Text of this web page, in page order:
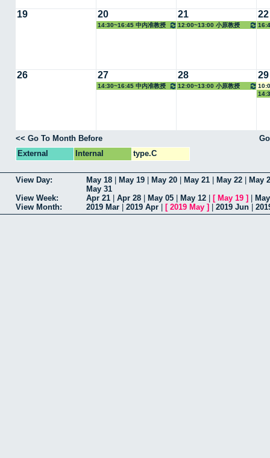
19 20
14:30~16:45 中内准教授
21
12:00~13:00 小原教授
22
26 27
14:30~16:45 中内准教授
28
12:00~13:00 小原教授
29
<< Go To Month Before
External
Internal type.C
View Day: May 18 May 19 May 20 May 21 May 22
May
May 31
View Week:
Apr 21 Apr 28 May 05 May 12 [ May 19 ]
View Month:
2019 Mar 2019 Apr [ 2019 May ] 2019 Jun